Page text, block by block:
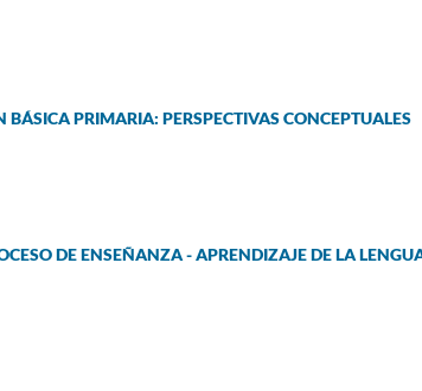
PRIMARIA: PERSPECTIVAS CONCEPTUALES
DE ENSEÑANZA - APRENDIZAJE DE LA